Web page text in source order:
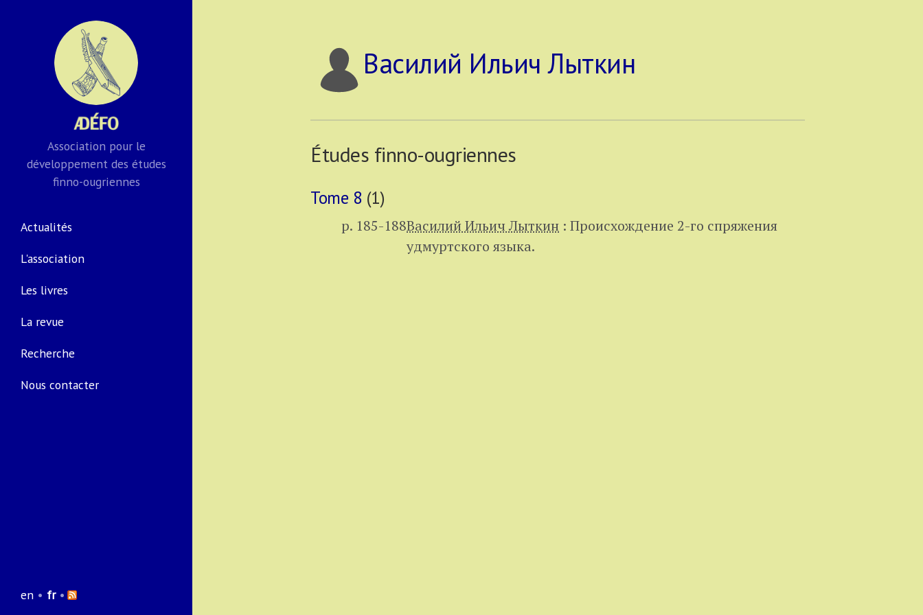
Association pour le
développement des études
finno-ougriennes
Actualités
L'association
Les livres
La revue
Recherche
Nous contacter
en • fr•
Василий Ильич Лыткин
Études finno-ougriennes
Tome 8 (1)
p. 185-188Василий Ильич Лыткин : Происхождение 2-го спряжения
удмуртского языка.